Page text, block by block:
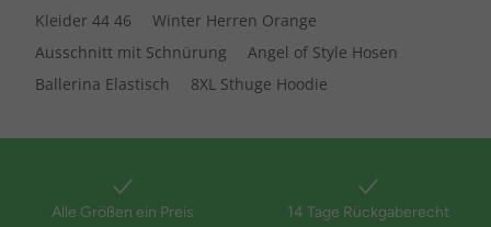
Kleider 44 46
Winter Herren Orange
Ausschnitt mit Schnürung
Angel of Style Hosen
Ballerina Elastisch
8XL Sthuge Hoodie
Alle Größen ein Preis 14 Tage Rückgaberecht